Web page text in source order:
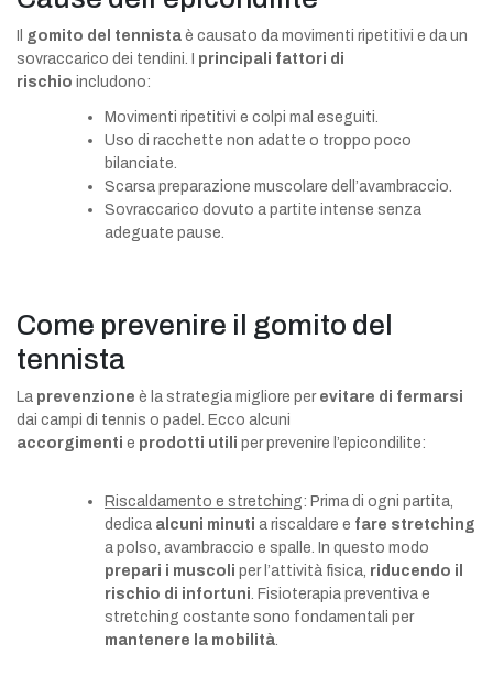
Il gomito del tennista è causato da movimenti ripetitivi e da un
sovraccarico dei tendini. I principali fattori di
rischio includono:
Movimenti ripetitivi e colpi mal eseguiti.
Uso di racchette non adatte o troppo poco
bilanciate.
Scarsa preparazione muscolare dell’avambraccio.
Sovraccarico dovuto a partite intense senza
adeguate pause.
Come prevenire il gomito del
tennista
La prevenzione è la strategia migliore per evitare di fermarsi
dai campi di tennis o padel. Ecco alcuni
accorgimenti e prodotti utili per prevenire l’epicondilite:
Riscaldamento e stretching: Prima di ogni partita,
dedica alcuni minuti a riscaldare e fare stretching
a polso, avambraccio e spalle. In questo modo
prepari i muscoli per l’attività fisica, riducendo il
rischio di infortuni . Fisioterapia preventiva e
stretching costante sono fondamentali per
mantenere la mobilità